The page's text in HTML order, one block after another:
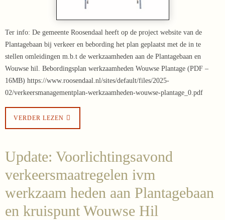
Ter info: De gemeente Roosendaal heeft op de project website van de
Plantagebaan bij verkeer en bebording het plan geplaatst met de in te
stellen omleidingen m.b.t de werkzaamheden aan de Plantagebaan en
Wouwse hil. Bebordingsplan werkzaamheden Wouwse Plantage (PDF –
16MB) https://www.roosendaal.nl/sites/default/files/2025-
02/verkeersmanagementplan-werkzaamheden-wouwse-plantage_0.pdf
VERDER LEZEN
Update: Voorlichtingsavond
verkeersmaatregelen ivm
werkzaam heden aan Plantagebaan
en kruispunt Wouwse Hil